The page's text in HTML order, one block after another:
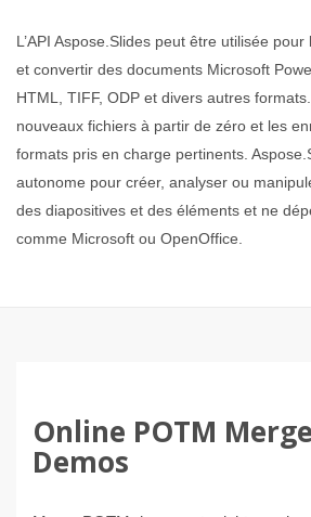
L’API Aspose.Slides peut être utilisée
et convertir des documents Microsoft
HTML, TIFF, ODP et divers autres
nouveaux fichiers à partir de zéro et les
formats pris en charge pertinents.
autonome pour créer, analyser ou
des diapositives et des éléments et ne
comme Microsoft ou OpenOffice.
Online POTM
Demos